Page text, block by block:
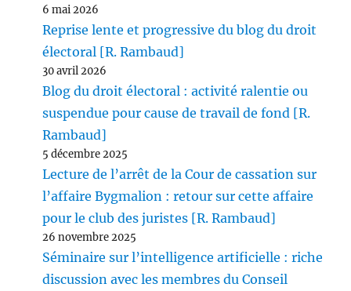
6 mai 2026
Reprise lente et progressive du blog du droit
électoral [R. Rambaud]
30 avril 2026
Blog du droit électoral : activité ralentie ou
suspendue pour cause de travail de fond [R.
Rambaud]
5 décembre 2025
Lecture de l’arrêt de la Cour de cassation sur
l’affaire Bygmalion : retour sur cette affaire
pour le club des juristes [R. Rambaud]
26 novembre 2025
Séminaire sur l’intelligence artificielle : riche
discussion avec les membres du Conseil